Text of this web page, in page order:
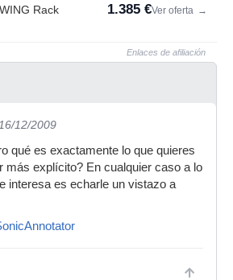
Rack 1.385 €Ver oferta →
Enlaces de afiliación
12/2009
qué es exactamente lo que quieres
más explícito? En cualquier caso a lo
interesa es echarle un vistazo a